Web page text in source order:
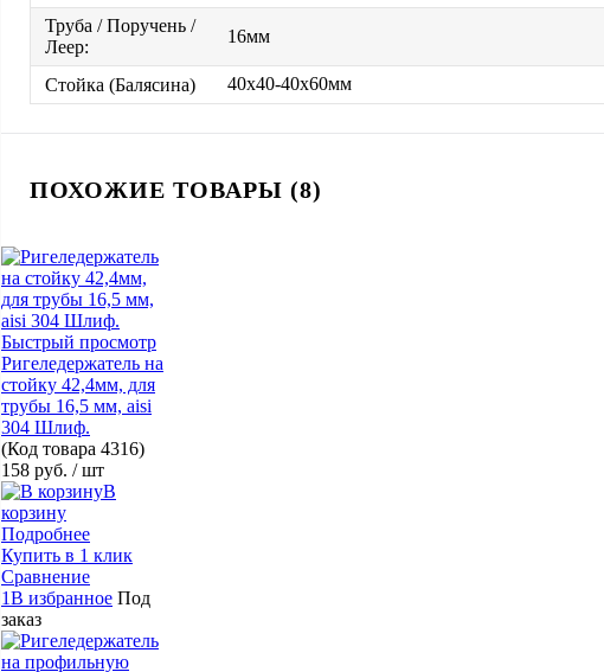
Труба / Поручень /
Леер:
16мм
Стойка (Балясина) 40х40-40х60мм
ПОХОЖИЕ ТОВАРЫ (8)
Быстрый просмотр
Ригеледержатель на
стойку 42,4мм, для
трубы 16,5 мм, aisi
304 Шлиф.
(Код товара 4316)
158 руб. / шт
В
корзину
Подробнее
Купить в 1 клик
Сравнение
1В избранное Под
заказ